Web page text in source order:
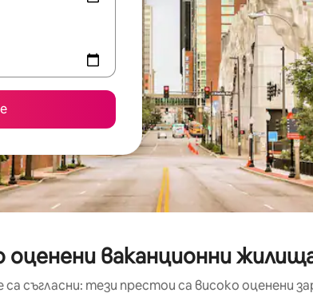
оценени ваканционни
са съгласни: тези престои са високо оценени